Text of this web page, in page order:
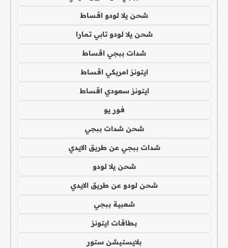
شحن يلا لودو اقساط
شحن يلا لودو تابي تمارا
شدات ببجي اقساط
ايتونز امريكي اقساط
ايتونز سعودي اقساط
فور يو
شحن شدات ببجي
شدات ببجي عن طريق الايدي
شحن يلا لودو
شحن لودو عن طريق الايدي
شعبية ببجي
بطاقات ايتونز
بلايستيشن ستور